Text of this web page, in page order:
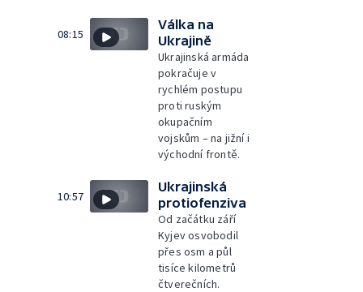
08:15
Válka na
Ukrajině
Ukrajinská armáda
pokračuje v
rychlém postupu
proti ruským
okupačním
vojskům – na jižní i
východní frontě.
10:57
Ukrajinská
protiofenziva
Od začátku září
Kyjev osvobodil
přes osm a půl
tisíce kilometrů
čtverečních.